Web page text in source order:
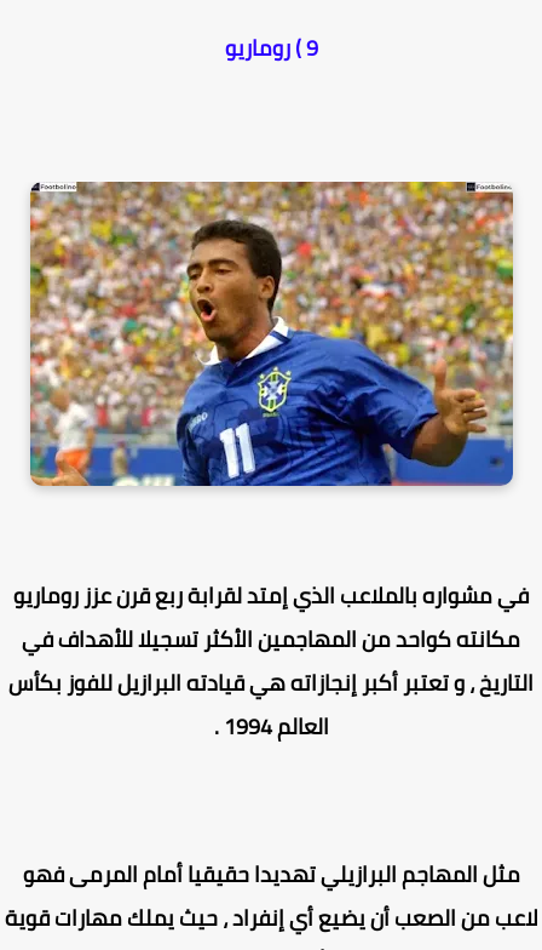
مشواره بالملاعب الذي إمتد لقرابة ربع قرن عزز روماريو
مكانته كواحد من المهاجمين الأكثر تسجيلا للأهداف في
، و تعتبر أكبر إنجازاته هي قيادته البرازيل للفوز بكأس
العالم 1994 .
مثل المهاجم البرازيلي تهديدا حقيقيا أمام المرمى فهو
من الصعب أن يضيع أي إنفراد ، حيث يملك مهارات قوية